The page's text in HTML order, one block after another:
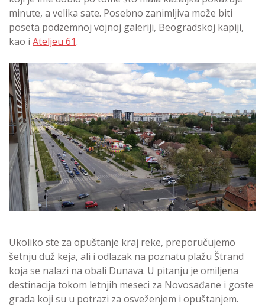
minute, a velika sate. Posebno zanimljiva može biti
poseta podzemnoj vojnoj galeriji, Beogradskoj kapiji,
kao i Ateljeu 61.
Ukoliko ste za opuštanje kraj reke, preporučujemo
šetnju duž keja, ali i odlazak na poznatu plažu Štrand
koja se nalazi na obali Dunava. U pitanju je omiljena
destinacija tokom letnjih meseci za Novosađane i goste
grada koji su u potrazi za osveženjem i opuštanjem.